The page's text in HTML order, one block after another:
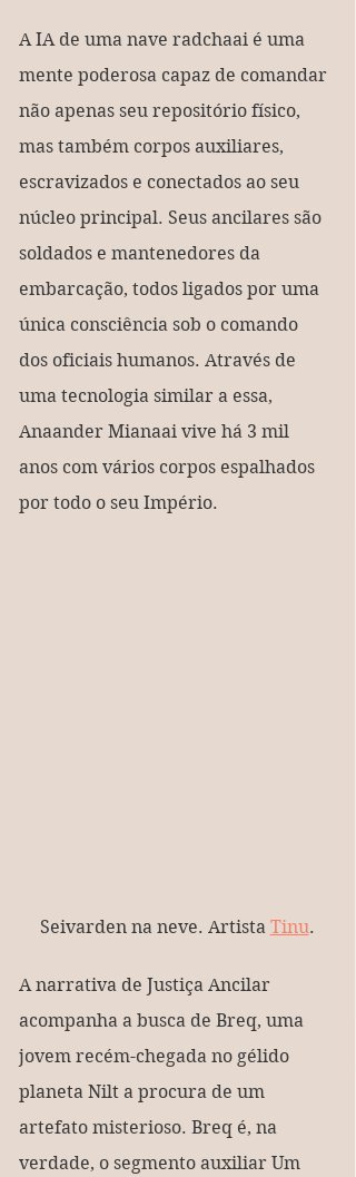
A IA de uma nave radchaai é uma
mente poderosa capaz de comandar
não apenas seu repositório físico,
mas também corpos auxiliares,
escravizados e conectados ao seu
núcleo principal. Seus ancilares são
soldados e mantenedores da
embarcação, todos ligados por uma
única consciência sob o comando
dos oficiais humanos. Através de
uma tecnologia similar a essa,
Anaander Mianaai vive há 3 mil
anos com vários corpos espalhados
por todo o seu Império.
Seivarden na neve. Artista Tinu.
A narrativa de Justiça Ancilar
acompanha a busca de Breq, uma
jovem recém-chegada no gélido
planeta Nilt a procura de um
artefato misterioso. Breq é, na
verdade, o segmento auxiliar Um